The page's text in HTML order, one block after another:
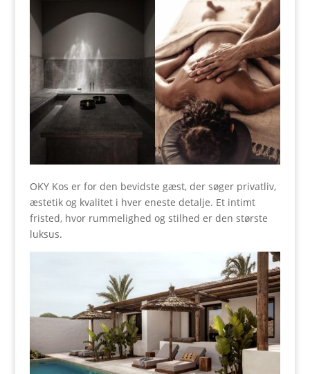
OKY Kos er for den bevidste gæst, der søger privatliv,
æstetik og kvalitet i hver eneste detalje. Et intimt
fristed, hvor rummelighed og stilhed er den største
luksus.